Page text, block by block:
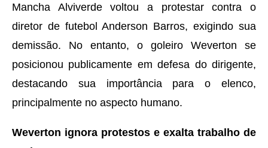
Mancha Alviverde voltou a protestar contra o
diretor de futebol Anderson Barros, exigindo sua
demissão. No entanto, o goleiro Weverton se
posicionou publicamente em defesa do dirigente,
destacando sua importância para o elenco,
principalmente no aspecto humano.
Weverton ignora protestos e exalta trabalho de